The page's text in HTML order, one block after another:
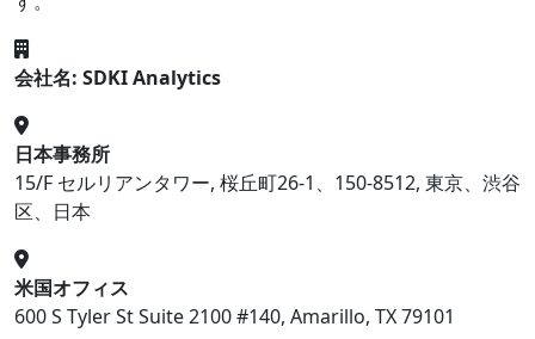
会社名: SDKI Analytics
日本事務所
15/F セルリアンタワー, 桜丘町26-1、150-8512, 東京、渋谷
区、日本
米国オフィス
600 S Tyler St Suite 2100 #140, Amarillo, TX 79101